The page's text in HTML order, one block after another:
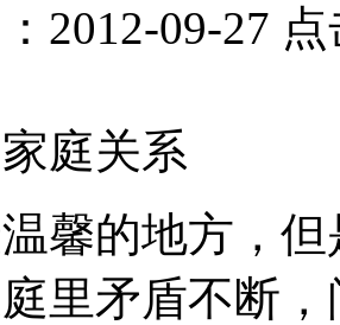
2012-09-27
庭关系
馨的地方，
里矛盾不断